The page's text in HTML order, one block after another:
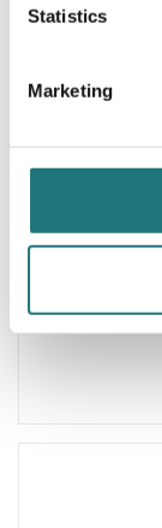
Statistics
Marketing